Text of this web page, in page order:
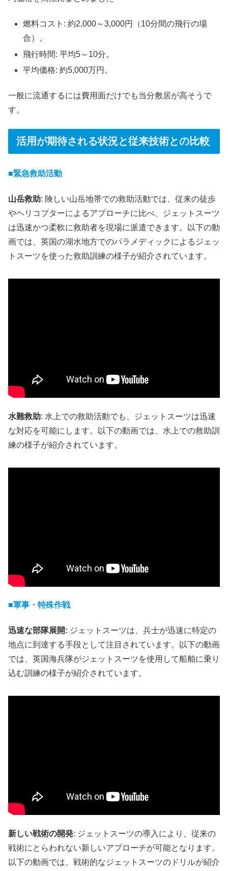
燃料コスト: 約2,000～3,000円（10分間の飛行の場
合）。
飛行時間: 平均5～10分。
平均価格: 約5,000万円。
一般に流通するには費用面だけでも当分敷居が高そうで
す。
活用が期待される状況と従来技術との比較
■緊急救助活動
山岳救助: 険しい山岳地帯での救助活動では、従来の徒歩
やヘリコプターによるアプローチに比べ、ジェットスーツ
は迅速かつ柔軟に救助者を現場に派遣できます。以下の動
画では、英国の湖水地方でのパラメディックによるジェッ
トスーツを使った救助訓練の様子が紹介されています。​
水難救助: 水上での救助活動でも、ジェットスーツは迅速
な対応を可能にします。以下の動画では、水上での救助訓
練の様子が紹介されています。​
■軍事・特殊作戦
迅速な部隊展開: ジェットスーツは、兵士が迅速に特定の
地点に到達する手段として注目されています。以下の動画
では、英国海兵隊がジェットスーツを使用して船舶に乗り
込む訓練の様子が紹介されています。​
新しい戦術の開発: ジェットスーツの導入により、従来の
戦術にとらわれない新しいアプローチが可能となります。
以下の動画では、戦術的なジェットスーツのドリルが紹介